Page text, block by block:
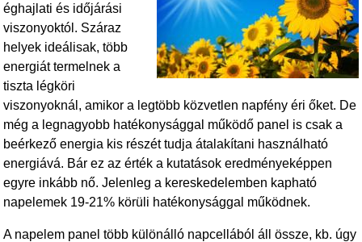
éghajlati és időjárási
viszonyoktól. Száraz
helyek ideálisak, több
energiát termelnek a
tiszta légköri
viszonyoknál, amikor a legtöbb közvetlen napfény éri őket. De
még a legnagyobb hatékonysággal működő panel is csak a
beérkező energia kis részét tudja átalakítani használható
energiává. Bár ez az érték a kutatások eredményeképpen
egyre inkább nő. Jelenleg a kereskedelemben kapható
napelemek 19-21% körüli hatékonysággal működnek.
A napelem panel több különálló napcellából áll össze, kb. úgy